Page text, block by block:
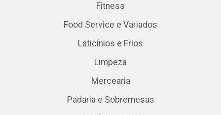
Fitness
Food Service e Variados
Laticínios e Frios
Limpeza
Mercearia
Padaria e Sobremesas